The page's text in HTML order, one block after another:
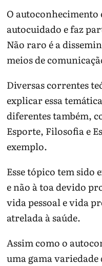
O autoconhecimento
autocuidado e faz
Não raro é a
meios de
Diversas correntes
explicar essa
diferentes também,
Esporte, Filosofia e
exemplo.
Esse tópico tem sido
e não à toa devido
vida pessoal e vida
atrelada à saúde.
Assim como o
uma gama variedade